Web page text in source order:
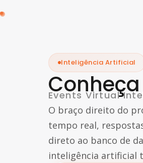
Inteligência Artificial
Events Virtual
O braço direito do
tempo real,
direto ao banco de
inteligência artificial